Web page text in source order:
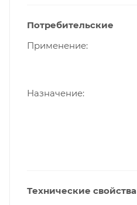
Потребительские
Применение
Назначение
Технические свойства